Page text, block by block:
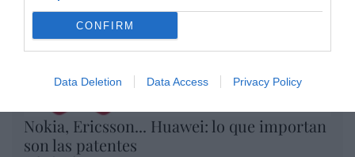
CONFIRM
Data Deletion Data Access Privacy Policy
Nokia, Ericsson... Huawei: lo que importan
son las patentes